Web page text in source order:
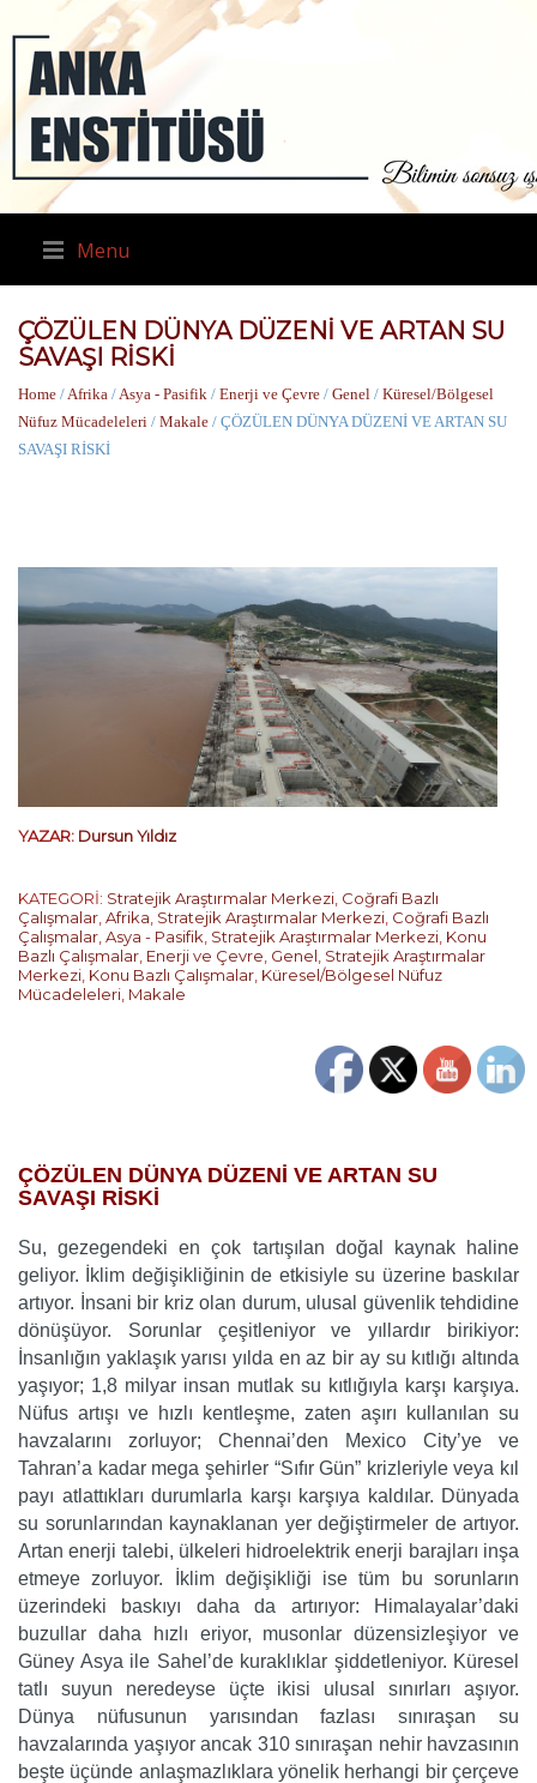
Menu
ÇÖZÜLEN DÜNYA DÜZENİ VE ARTAN SU
SAVAŞI RİSKİ
Home /Afrika /Asya - Pasifik / Enerji ve Çevre / Genel / Küresel/Bölgesel
Nüfuz Mücadeleleri / Makale / ÇÖZÜLEN DÜNYA DÜZENİ VE ARTAN SU
SAVAŞI RİSKİ
YAZAR: Dursun Yıldız
KATEGORİ: Stratejik Araştırmalar Merkezi Coğrafi Bazlı
Çalışmalar Afrika Stratejik Araştırmalar Merkezi Coğrafi Bazlı
Çalışmalar Asya - Pasifik Stratejik Araştırmalar Merkezi Konu
Bazlı Çalışmalar Enerji ve Çevre Genel Stratejik Araştırmalar
Merkezi Konu Bazlı Çalışmalar Küresel/Bölgesel Nüfuz
Mücadeleleri Makale
ÇÖZÜLEN DÜNYA DÜZENİ VE ARTAN SU
SAVAŞI RİSKİ
Su, gezegendeki en çok tartışılan doğal kaynak haline
geliyor. İklim değişikliğinin de etkisiyle su üzerine baskılar
artıyor. İnsani bir kriz olan durum, ulusal güvenlik tehdidine
dönüşüyor. Sorunlar çeşitleniyor ve yıllardır birikiyor:
İnsanlığın yaklaşık yarısı yılda en az bir ay su kıtlığı altında
yaşıyor; 1,8 milyar insan mutlak su kıtlığıyla karşı karşıya.
Nüfus artışı ve hızlı kentleşme, zaten aşırı kullanılan su
havzalarını zorluyor; Chennai’den Mexico City’ye ve
Tahran’a kadar mega şehirler “Sıfır Gün” krizleriyle veya kıl
payı atlattıkları durumlarla karşı karşıya kaldılar. Dünyada
su sorunlarından kaynaklanan yer değiştirmeler de artıyor.
Artan enerji talebi, ülkeleri hidroelektrik enerji barajları inşa
etmeye zorluyor. İklim değişikliği ise tüm bu sorunların
üzerindeki baskıyı daha da artırıyor: Himalayalar’daki
buzullar daha hızlı eriyor, musonlar düzensizleşiyor ve
Güney Asya ile Sahel’de kuraklıklar şiddetleniyor. Küresel
tatlı suyun neredeyse üçte ikisi ulusal sınırları aşıyor.
Dünya nüfusunun yarısından fazlası sınıraşan su
havzalarında yaşıyor ancak 310 sınıraşan nehir havzasının
beşte üçünde anlaşmazlıklara yönelik herhangi bir çerçeve